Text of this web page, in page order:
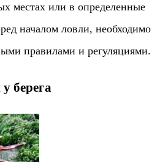
местах или в определенные
началом ловли, необходимо
правилами и регуляциями.
берега